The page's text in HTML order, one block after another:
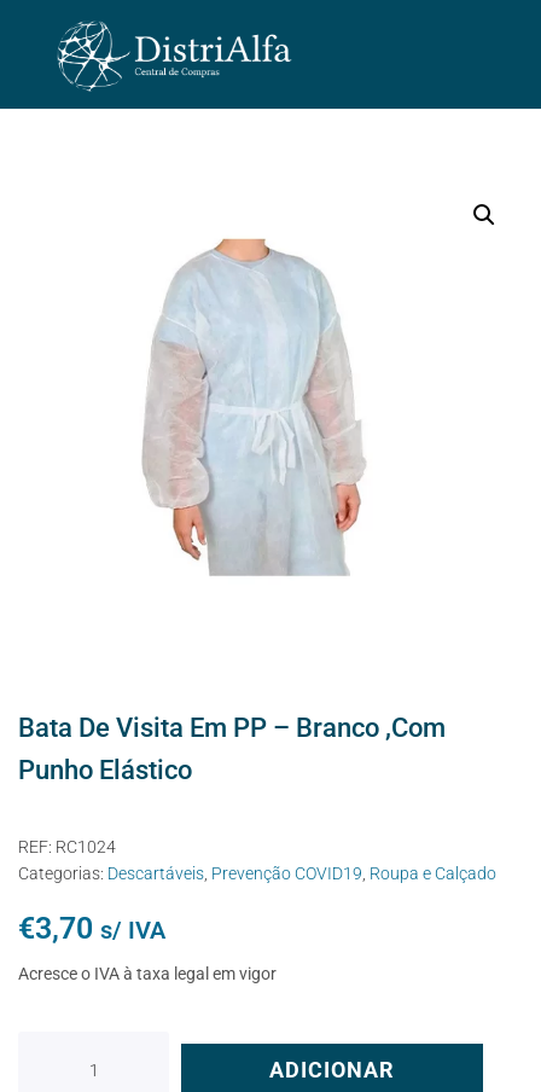
Bata De Visita Em PP – Branco ,com
Punho Elástico
REF: RC1024
Categorias: Descartáveis Prevenção COVID19 Roupa e Calçado
€3,70 s/ IVA
Acresce o IVA à taxa legal em vigor
ADICIONAR